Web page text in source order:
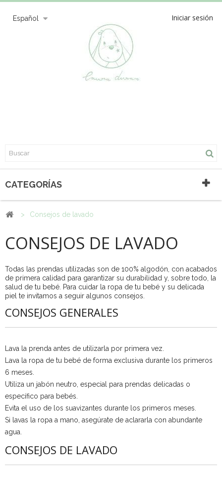
Español Iniciar sesión
CATEGORÍAS
> Consejos de lavado
CONSEJOS DE LAVADO
Todas las prendas utilizadas son de 100% algodón, con acabados
de primera calidad para garantizar su durabilidad y, sobre todo, la
salud de tu bebé. Para cuidar la ropa de tu bebé y su delicada
piel te invitamos a seguir algunos consejos.
CONSEJOS GENERALES
Lava la prenda antes de utilizarla por primera vez.
Lava la ropa de tu bebé de forma exclusiva durante los primeros
6 meses.
Utiliza un jabón neutro, especial para prendas delicadas o
específico para bebés.
Evita el uso de los suavizantes durante los primeros meses.
Si lavas la ropa a mano, asegúrate de aclararla con abundante
agua.
CONSEJOS DE LAVADO